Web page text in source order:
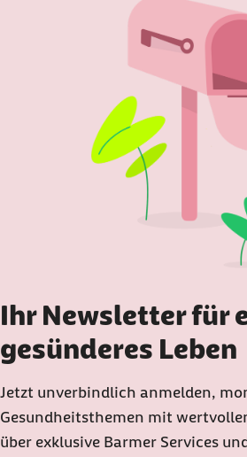
Ihr Newsletter für
gesünderes Leben
Jetzt unverbindlich anmelden,
Gesundheitsthemen mit
über exklusive Barmer Services